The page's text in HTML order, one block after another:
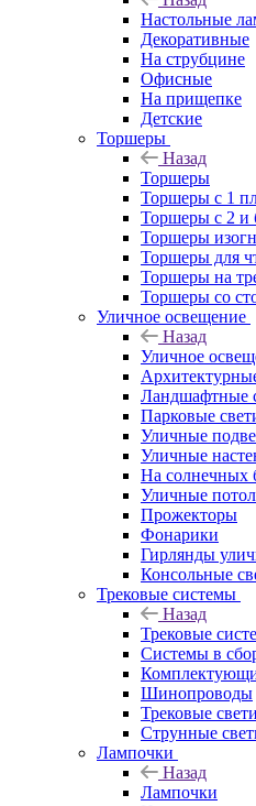
Настольные
Декоративные
На струбцине
Офисные
На прищепке
Детские
Торшеры
Назад
Торшеры
Торшеры с 1
Торшеры с 2 и
Торшеры
Торшеры для
Торшеры на
Торшеры со
Уличное освещение
Назад
Уличное
Ландшафтные
Парковые
Уличные
Уличные
На солнечных
Уличные
Прожекторы
Фонарики
Гирлянды
Консольные
Трековые системы
Назад
Трековые
Системы в
Шинопроводы
Трековые
Струнные
Лампочки
Назад
Лампочки